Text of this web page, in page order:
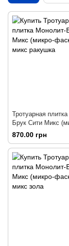
Тротуарная
Брук Сити Микс
фаска) колор-микс
870.00 грн